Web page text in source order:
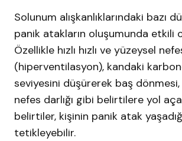
Solunum alışkanlıklarındaki bazı
panik atakların oluşumunda etkili
Özellikle hızlı hızlı ve yüzeysel
(hiperventilasyon), kandaki
seviyesini düşürerek baş
nefes darlığı gibi belirtilere yol
belirtiler, kişinin panik atak
tetikleyebilir.